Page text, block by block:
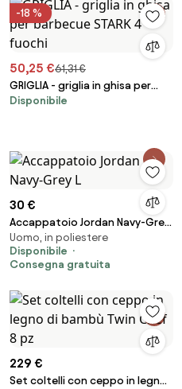
-18 %
50,25 €61,31 €
GRIGLIA - griglia in ghisa per
barbecue STARK 4 fuochi
Disponibile
30 €
Accappatoio Jordan Navy-Grey
L
Uomo, in poliestere
Disponibile
Consegna gratuita
229 €
Set coltelli con ceppo in legno